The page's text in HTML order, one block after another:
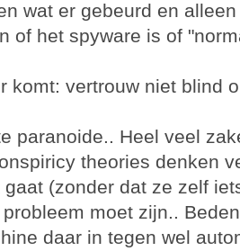
wat er gebeurd en
of het spyware is of
komt: vertrouw niet blind
paranoide.. Heel veel
theories denken
(zonder dat ze zelf
moet zijn..
daar in tegen wel